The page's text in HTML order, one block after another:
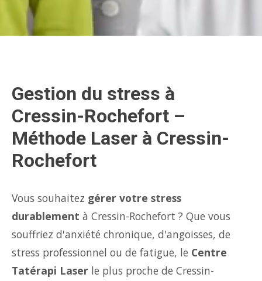
Gestion du stress à
Cressin-Rochefort –
Méthode Laser à Cressin-
Rochefort
Vous souhaitez gérer votre stress
durablement à Cressin-Rochefort ? Que vous
souffriez d'anxiété chronique, d'angoisses, de
stress professionnel ou de fatigue, le Centre
Tatérapi Laser le plus proche de Cressin-